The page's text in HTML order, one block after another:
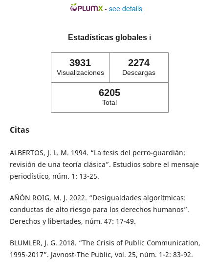
- see details
Estadísticas globales ℹ️
3931
Visualizaciones
2274
Descargas
6205
Total
Citas
ALBERTOS, J. L. M. 1994. “La tesis del perro-guardián:
revisión de una teoría clásica”. Estudios sobre el mensaje
periodístico, núm. 1: 13-25.
AÑÓN ROIG, M. J. 2022. “Desigualdades algorítmicas:
conductas de alto riesgo para los derechos humanos”.
Derechos y libertades, núm. 47: 17-49.
BLUMLER, J. G. 2018. “The Crisis of Public Communication,
1995-2017”. Javnost-The Public, vol. 25, núm. 1-2: 83-92.